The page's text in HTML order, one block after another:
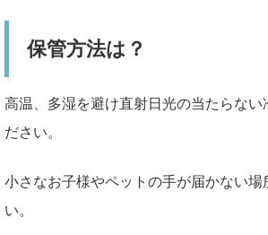
保管方法は？
高温、多湿を避け直射日光の当たらない
ださい。
小さなお子様やペットの手が届かない場
い。